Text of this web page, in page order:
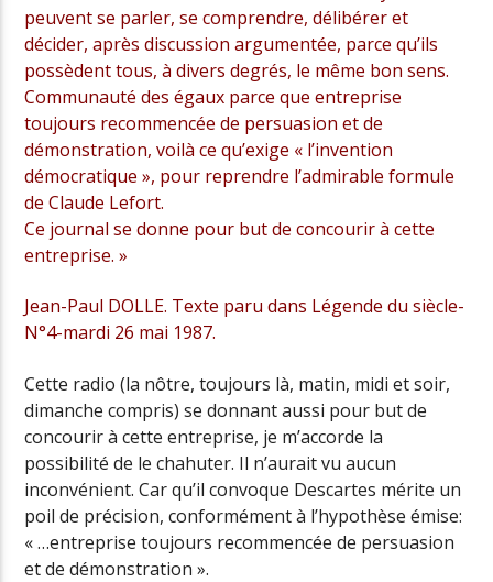
peuvent se parler, se comprendre, délibérer et
décider, après discussion argumentée, parce qu’ils
possèdent tous, à divers degrés, le même bon sens.
Communauté des égaux parce que entreprise
toujours recommencée de persuasion et de
démonstration, voilà ce qu’exige « l’invention
démocratique », pour reprendre l’admirable formule
de Claude Lefort.
Ce journal se donne pour but de concourir à cette
entreprise. »
Jean-Paul DOLLE. Texte paru dans Légende du siècle-
N°4-mardi 26 mai 1987.
Cette radio (la nôtre, toujours là, matin, midi et soir,
dimanche compris) se donnant aussi pour but de
concourir à cette entreprise, je m’accorde la
possibilité de le chahuter. Il n’aurait vu aucun
inconvénient. Car qu’il convoque Descartes mérite un
poil de précision, conformément à l’hypothèse émise:
« …entreprise toujours recommencée de persuasion
et de démonstration ».